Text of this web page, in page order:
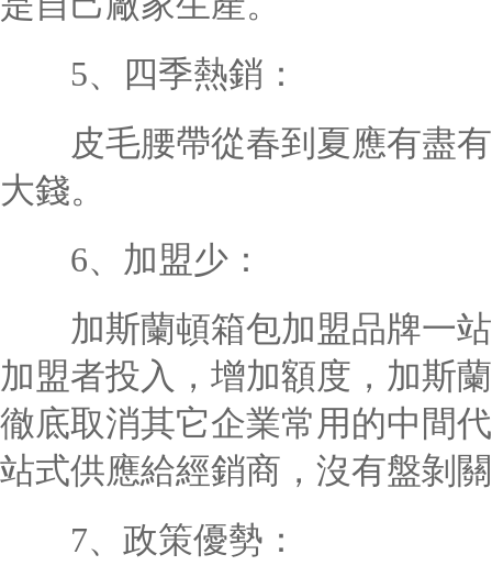
5、四季熱銷：
皮毛腰帶從春到夏應有盡有
大錢。
6、加盟少：
加斯蘭頓箱包加盟品牌一站
加盟者投入，增加額度，加斯
徹底取消其它企業常用的中間
站式供應給經銷商，沒有盤剝
7、政策優勢：